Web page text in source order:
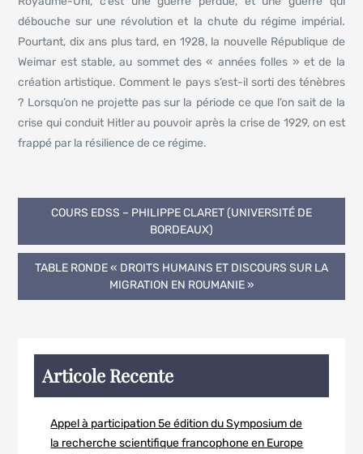
débouche sur une révolution et la chute du régime impérial.
Pourtant, dix ans plus tard, en 1928, la nouvelle République de
Weimar est stable, au sommet des « années folles » et de la
création artistique. Comment le pays s’est-il sorti des ténèbres
? Lorsqu’on ne projette pas sur la période ce que l’on sait de la
crise qui conduit Hitler au pouvoir après la crise de 1929, on est
frappé par la résilience de ce régime.
COURS EDSS – PHILIPPE CLARET (UNIVERSITÉ DE
BORDEAUX)
TABLE RONDE « DROITS HUMAINS ET DISCOURS SUR LA
MIGRATION EN ROUMANIE »
Articole Recente
Appel à participation 5e édition du Symposium de
la recherche scientifique francophone en Europe